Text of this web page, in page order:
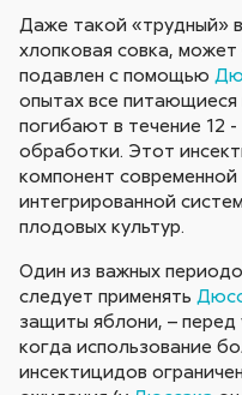
Даже такой «трудный»
хлопковая совка,
подавлен с помощью
опытах все питающиеся
погибают в течение 12 -
обработки. Этот
компонент современной
интегрированной
плодовых культур.
Один из важных
следует применять
защиты яблони, – перед
когда использование
инсектицидов